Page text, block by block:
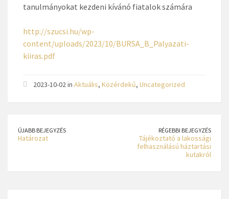
tanulmányokat kezdeni kívánó fiatalok számára
http://szucsi.hu/wp-
content/uploads/2023/10/BURSA_B_Palyazati-
kiiras.pdf
2023-10-02 in Aktuális, Közérdekű, Uncategorized
ÚJABB BEJEGYZÉS
Határozat
RÉGEBBI BEJEGYZÉS
Tájékoztató a lakossági
felhasználású háztartási
kutakról